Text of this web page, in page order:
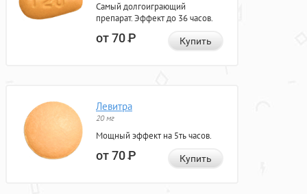
Самый долгоиграющий
препарат. Эффект до 36 часов.
от 70Р Купить
Левитра
20 мг
Мощный эффект на 5ть часов.
от 70Р Купить